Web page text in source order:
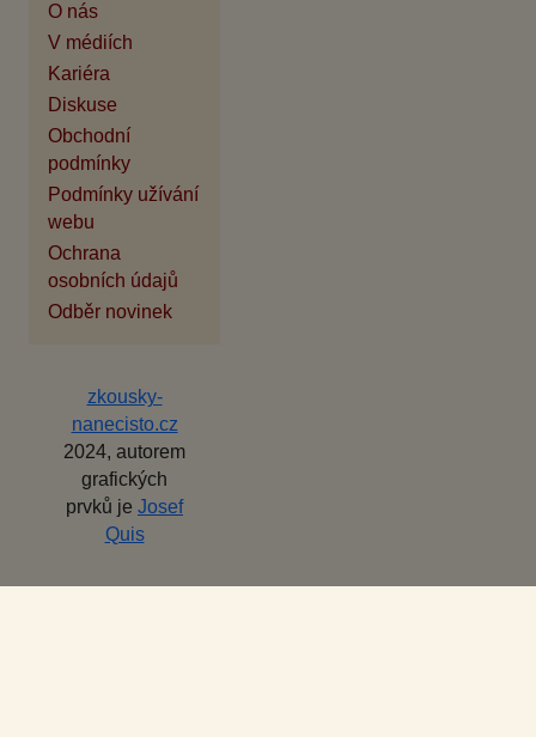
O nás
V médiích
Kariéra
Diskuse
Obchodní
podmínky
Podmínky užívání
webu
Ochrana
osobních údajů
Odběr novinek
zkousky-
nanecisto.cz
2024, autorem
grafických
prvků je Josef
Quis